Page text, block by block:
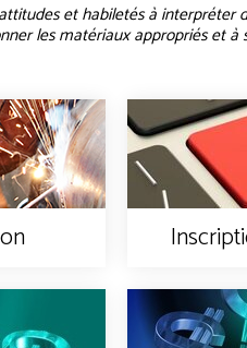
et habiletés à interpréter
les matériaux appropriés et